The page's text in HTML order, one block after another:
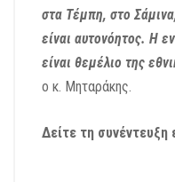
στα Τέμπη, στο
είναι αυτονόητος. Η
είναι θεμέλιο της
ο κ. Μηταράκης.
Δείτε τη